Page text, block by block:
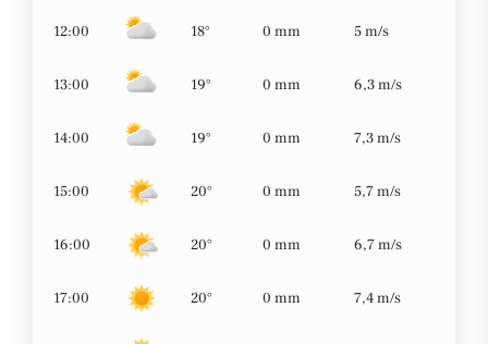
12:00 18° 0 mm 5 m/s
13:00 19° 0 mm 6,3 m/s
14:00 19° 0 mm 7,3 m/s
15:00 20° 0 mm 5,7 m/s
16:00 20° 0 mm 6,7 m/s
17:00 20° 0 mm 7,4 m/s